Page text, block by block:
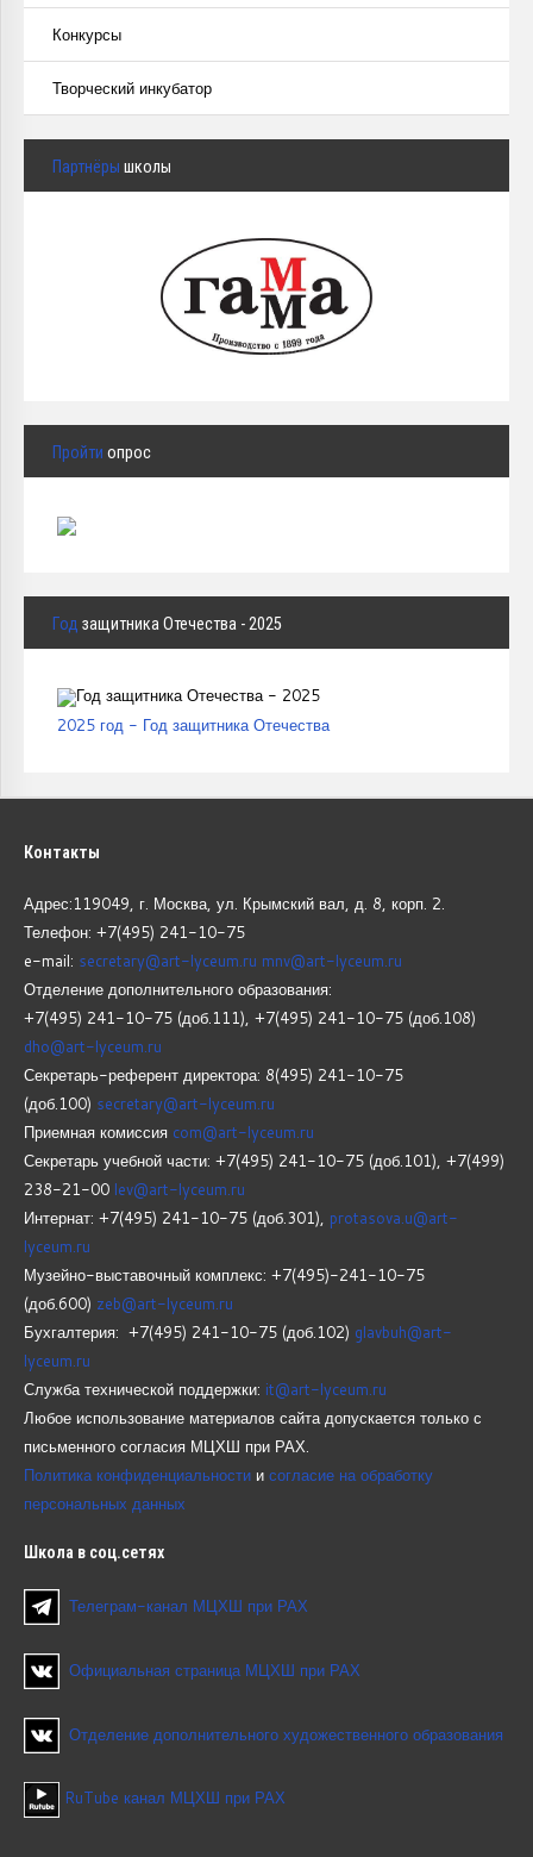
Конкурсы
Творческий инкубатор
Партнёры школы
Пройти опрос
Год защитника Отечества - 2025
2025 год - Год защитника Отечества
Контакты
Адрес:119049, г. Москва, ул. Крымский вал, д. 8, корп. 2.
Телефон: +7(495) 241-10-75
e-mail: secretary@art-lyceum.ru mnv@art-lyceum.ru
Отделение дополнительного образования:
+7(495) 241-10-75 (доб.111), +7(495) 241-10-75 (доб.108)
dho@art-lyceum.ru
Секретарь-референт директора: 8(495) 241-10-75
(доб.100) secretary@art-lyceum.ru
Приемная комиссия com@art-lyceum.ru
Секретарь учебной части: +7(495) 241-10-75 (доб.101), +7(499)
238-21-00 lev@art-lyceum.ru
Интернат: +7(495) 241-10-75 (доб.301), protasova.u@art-
lyceum.ru
Музейно-выставочный комплекс: +7(495)-241-10-75
(доб.600) zeb@art-lyceum.ru
Бухгалтерия: +7(495) 241-10-75 (доб.102) glavbuh@art-
lyceum.ru
Служба технической поддержки: it@art-lyceum.ru
Любое использование материалов сайта допускается только с
письменного согласия МЦХШ при РАХ.
Политика конфиденциальности и согласие на обработку
персональных данных
Школа в соц.сетях
Телеграм-канал МЦХШ при РАХ
Официальная страница МЦХШ при РАХ
Отделение дополнительного художественного образования
RuTube канал МЦХШ при РАХ